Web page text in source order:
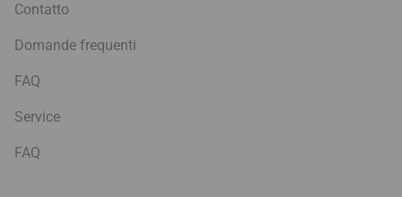
Contatto
Domande frequenti
FAQ
Service
FAQ